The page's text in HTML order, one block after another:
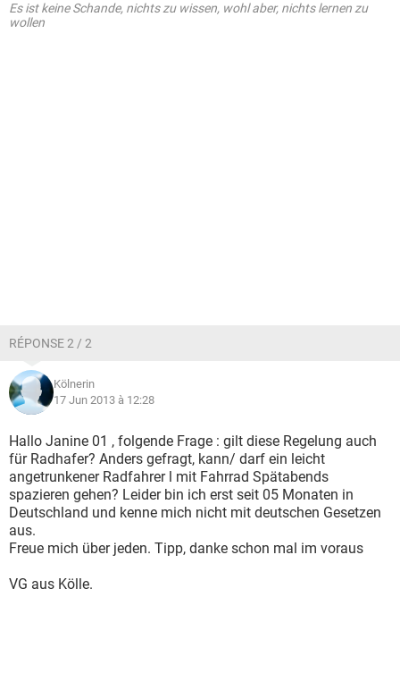
Es ist keine Schande, nichts zu wissen, wohl aber, nichts lernen zu
wollen
RÉPONSE 2 / 2
Kölnerin
17 Jun 2013 à 12:28
Hallo Janine 01 , folgende Frage : gilt diese Regelung auch
für Radhafer? Anders gefragt, kann/ darf ein leicht
angetrunkener Radfahrer l mit Fahrrad Spätabends
spazieren gehen? Leider bin ich erst seit 05 Monaten in
Deutschland und kenne mich nicht mit deutschen Gesetzen
aus.
Freue mich über jeden. Tipp, danke schon mal im voraus
VG aus Kölle.